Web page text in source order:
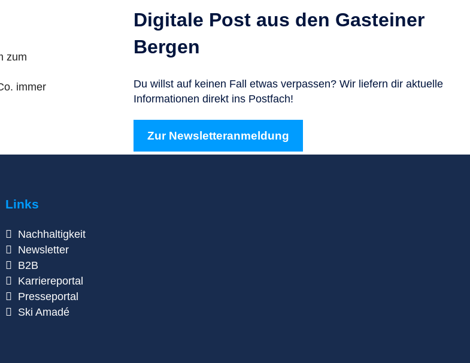
zum
immer
Digitale Post aus den Gasteiner
Bergen
Du willst auf keinen Fall etwas verpassen? Wir liefern dir aktuelle
Informationen direkt ins Postfach!
Zur Newsletteranmeldung
Links
Nachhaltigkeit
Newsletter
B2B
Karriereportal
Presseportal
Ski Amadé